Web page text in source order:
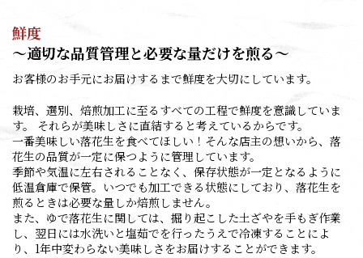
鮮度
～適切な品質管理と必要な量だけを煎る～
お客様のお手元にお届けするまで鮮度を大切にしています。
栽培、選別、焙煎加工に至るすべての工程で鮮度を意識していま
す。 それらが美味しさに直結すると考えているからです。
一番美味しい落花生を食べてほしい！そんな店主の想いから、落
花生の品質が一定に保つように管理しています。
季節や気温に左右されることなく、保存状態が一定となるように
低温倉庫で保管。いつでも加工できる状態にしており、落花生を
煎るときは必要な量しか焙煎しません。
また、ゆで落花生に関しては、掘り起こした土ざやを手もぎ作業
し、翌日には水洗いと塩茹でを行ったうえで冷凍することによ
り、1年中変わらない美味しさをお届けすることができます。